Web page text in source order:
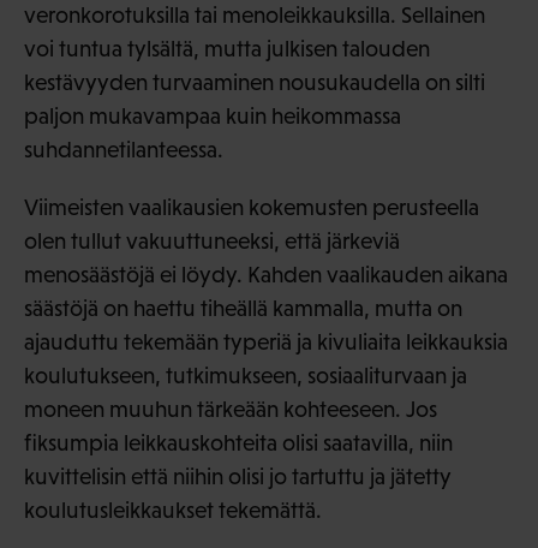
veronkorotuksilla tai menoleikkauksilla. Sellainen
voi tuntua tylsältä, mutta julkisen talouden
kestävyyden turvaaminen nousukaudella on silti
paljon mukavampaa kuin heikommassa
suhdannetilanteessa.
Viimeisten vaalikausien kokemusten perusteella
olen tullut vakuuttuneeksi, että järkeviä
menosäästöjä ei löydy. Kahden vaalikauden aikana
säästöjä on haettu tiheällä kammalla, mutta on
ajauduttu tekemään typeriä ja kivuliaita leikkauksia
koulutukseen, tutkimukseen, sosiaaliturvaan ja
moneen muuhun tärkeään kohteeseen. Jos
fiksumpia leikkauskohteita olisi saatavilla, niin
kuvittelisin että niihin olisi jo tartuttu ja jätetty
koulutusleikkaukset tekemättä.